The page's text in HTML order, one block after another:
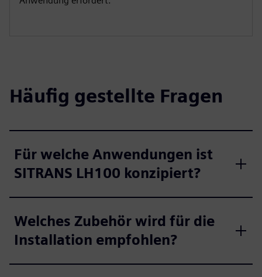
Häufig gestellte Fragen
Für welche Anwendungen ist
SITRANS LH100 konzipiert?
Welches Zubehör wird für die
Installation empfohlen?